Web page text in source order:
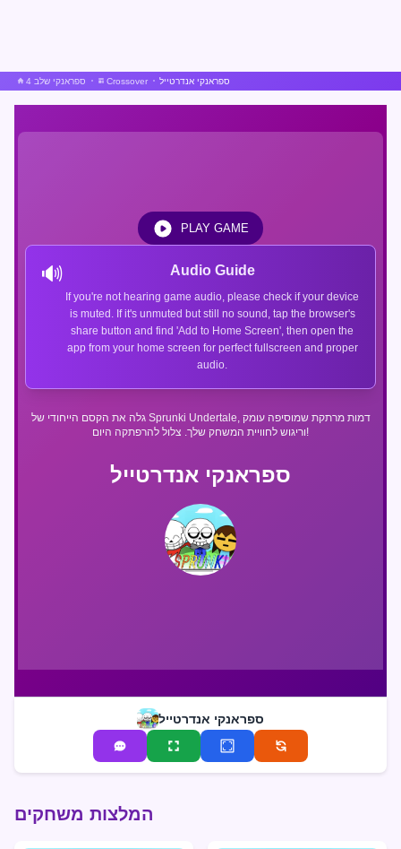
ספראנקי שלב 4 Crossover ספראנקי אנדרטייל
ספראנקי אנדרטייל
גלה את הקסם הייחודי של Sprunki Undertale, דמות מרתקת שמוסיפה עומק
וריגוש לחוויית המשחק שלך. צלול להרפתקה היום!
🔊 Audio Guide
If you're not hearing game audio, please check if your device
is muted. If it's unmuted but still no sound, tap the browser's
share button and find 'Add to Home Screen', then open the
app from your home screen for perfect fullscreen and proper
audio.
PLAY GAME
ספראנקי אנדרטייל
המלצות משחקים